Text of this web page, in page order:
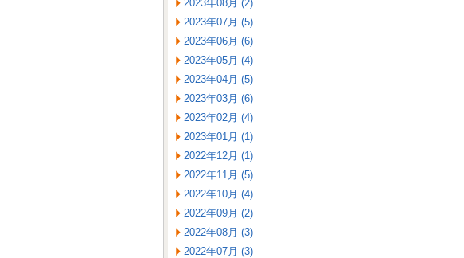
2023年08月 (2)
2023年07月 (5)
2023年06月 (6)
2023年05月 (4)
2023年04月 (5)
2023年03月 (6)
2023年02月 (4)
2023年01月 (1)
2022年12月 (1)
2022年11月 (5)
2022年10月 (4)
2022年09月 (2)
2022年08月 (3)
2022年07月 (3)